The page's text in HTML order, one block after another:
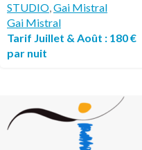
STUDIO,Gai Mistral
Gai Mistral
Tarif Juillet & Août : 180 €
par nuit